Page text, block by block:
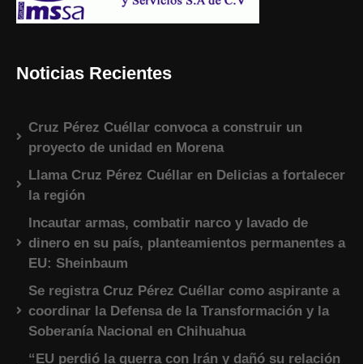
Noticias Recientes
Cruz Pérez Cuéllar convoca a construir un
proyecto de unidad en Morena
Llama Cruz Pérez Cuéllar en Delicias a fortalecer
la región
Incautar armas, combatir narco y lavado de
dinero en su país, planteamientos permanentes a
EU: Sheinbaum
Se registra Cruz Pérez Cuéllar como aspirante a
coordinar la Defensa de la Transformación y la
Soberanía Nacional en Chihuahua
“EU perdió la guerra con Irán y dañó su relación